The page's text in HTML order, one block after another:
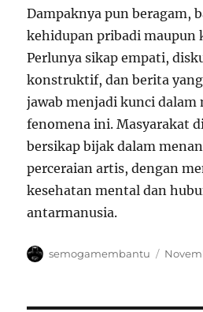
Dampaknya pun beragam,
kehidupan pribadi maupun
Perlunya sikap empati,
konstruktif, dan berita
jawab menjadi kunci dalam
fenomena ini. Masyarakat
bersikap bijak dalam
perceraian artis, dengan
kesehatan mental dan
antarmanusia.
Author
semogamembantu
Posted